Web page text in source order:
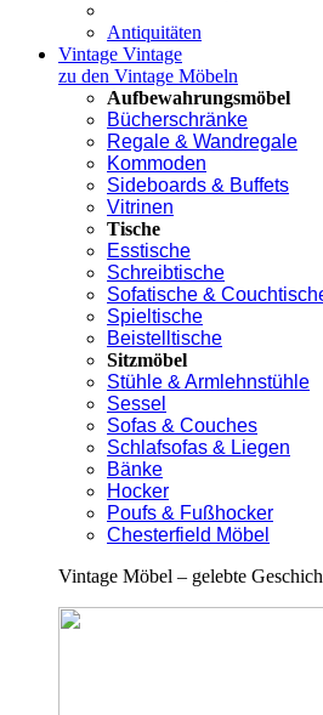
Antiquitäten
Vintage Vintage
zu den Vintage Möbeln
Aufbewahrungsmöbel
Bücherschränke
Regale & Wandregale
Kommoden
Sideboards & Buffets
Vitrinen
Tische
Esstische
Schreibtische
Sofatische &
Spieltische
Beistelltische
Sitzmöbel
Stühle & Armlehnstühle
Sessel
Sofas & Couches
Schlafsofas & Liegen
Bänke
Hocker
Poufs & Fußhocker
Chesterfield Möbel
Vintage Möbel – gelebte